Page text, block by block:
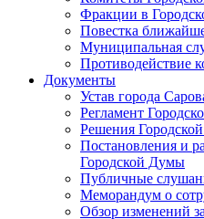
Фракции в
Повестка
Муниципальная
Противодействие
Документы
Устав города
Регламент
Решения
Постановления и
Городской Думы
Публичные
Меморандум о
Обзор изменений